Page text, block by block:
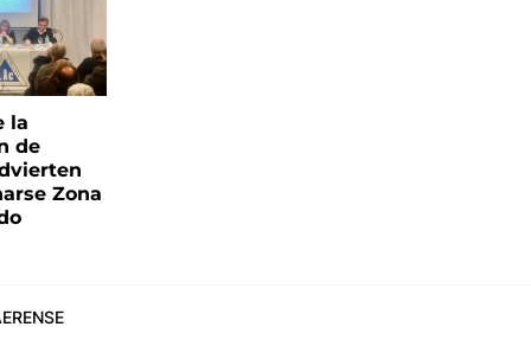
la
de
Zona